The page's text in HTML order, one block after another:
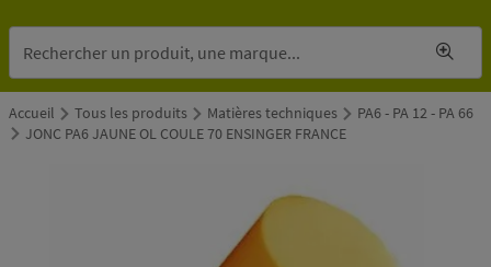
Accueil Tous les produits Matières techniques
PA6 - PA 12 - PA 66
JONC PA6 JAUNE OL COULE 70 ENSINGER FRANCE